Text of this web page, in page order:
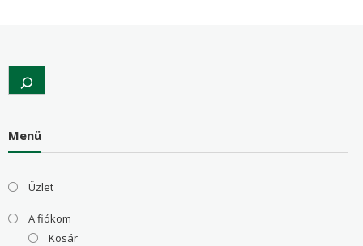
Search
Menü
Üzlet
A fiókom
Kosár